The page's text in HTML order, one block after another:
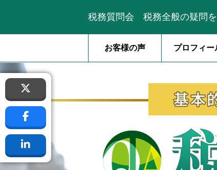
税務質問会 税務全般の疑問を
お客様の声 プロフィー